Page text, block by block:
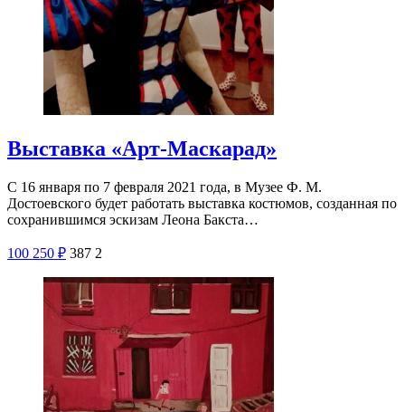
Выставка «Арт-Маскарад»
С 16 января по 7 февраля 2021 года, в Музее Ф. М.
Достоевского будет работать выставка костюмов, созданная по
сохранившимся эскизам Леона Бакста…
100 250 ₽ 387 2